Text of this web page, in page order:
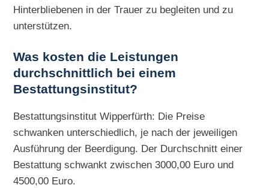
Hinterbliebenen in der Trauer zu begleiten und zu
unterstützen.
Was kosten die Leistungen
durchschnittlich bei einem
Bestattungsinstitut?
Bestattungsinstitut Wipperfürth: Die Preise
schwanken unterschiedlich, je nach der jeweiligen
Ausführung der Beerdigung. Der Durchschnitt einer
Bestattung schwankt zwischen 3000,00 Euro und
4500,00 Euro.